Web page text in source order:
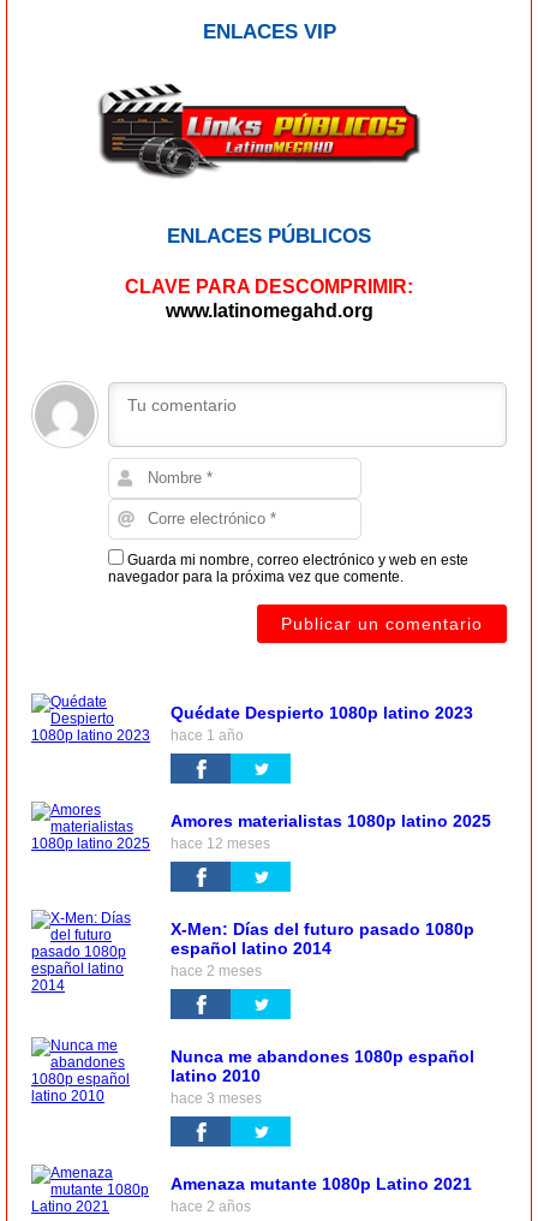
ENLACES VIP
ENLACES PÚBLICOS
CLAVE PARA DESCOMPRIMIR:
www.latinomegahd.org
Guarda mi nombre, correo electrónico y web en este
navegador para la próxima vez que comente.
Quédate Despierto 1080p latino 2023
hace 1 año
Amores materialistas 1080p latino 2025
hace 12 meses
X-Men: Días del futuro pasado 1080p
español latino 2014
hace 2 meses
Nunca me abandones 1080p español
latino 2010
hace 3 meses
Amenaza mutante 1080p Latino 2021
hace 2 años